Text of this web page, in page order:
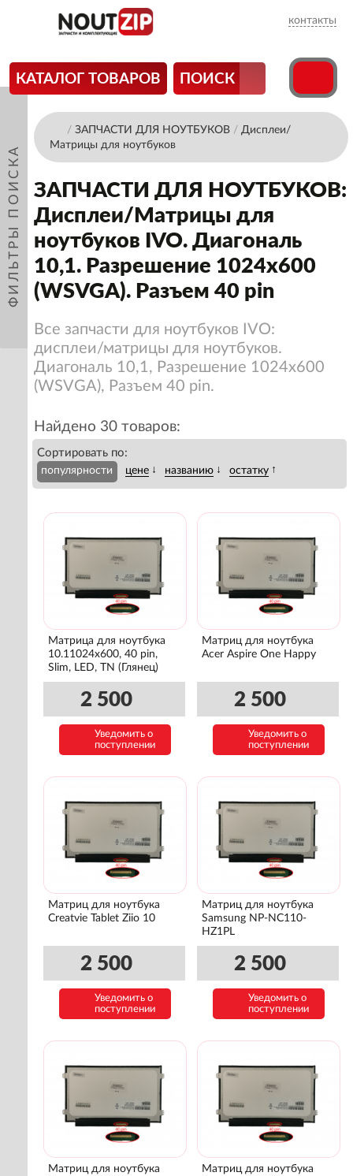
контакты
КАТАЛОГ ТОВАРОВ ПОИСК
ФИЛЬТРЫ ПОИСКА
/ ЗАПЧАСТИ ДЛЯ НОУТБУКОВ / Дисплеи/
Матрицы для ноутбуков
ЗАПЧАСТИ ДЛЯ НОУТБУКОВ:
Дисплеи/Матрицы для
ноутбуков IVO. Диагональ
10,1. Разрешение 1024x600
(WSVGA). Разъем 40 pin
Все запчасти для ноутбуков IVO:
дисплеи/матрицы для ноутбуков.
Диагональ 10,1, Разрешение 1024x600
(WSVGA), Разъем 40 pin.
Найдено 30 товаров:
Сортировать по:
популярности цене ↓ названию ↓ остатку ↑
Матрица для ноутбука
10.11024x600, 40 pin,
Slim, LED, TN (Глянец)
2 500
Уведомить о
поступлении
Матриц для ноутбука
Acer Aspire One Happy
2 500
Уведомить о
поступлении
Матриц для ноутбука
Creatvie Tablet Ziio 10
2 500
Уведомить о
поступлении
Матриц для ноутбука
Samsung NP-NC110-
HZ1PL
2 500
Уведомить о
поступлении
Матриц для ноутбука
Матриц для ноутбука